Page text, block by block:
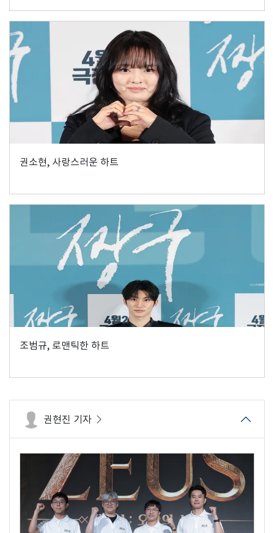
권소현, 사랑스러운 하트
조범규, 로맨틱한 하트
권현진 기자